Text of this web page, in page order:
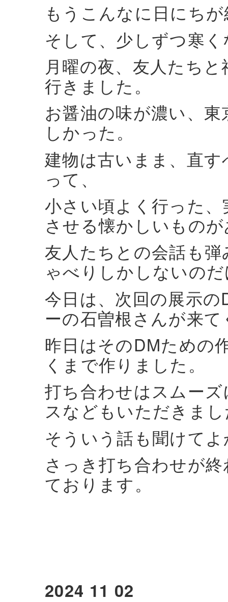
もうこんなに日にち
そして、少しずつ寒
月曜の夜、友人たち
行きました。
お醤油の味が濃い、
しかった。
建物は古いまま、直
って、
小さい頃よく行った
させる懐かしいもの
友人たちとの会話も
ゃべりしかしないの
今日は、次回の展示
ーの石曽根さんが来
昨日はそのDMための
くまで作りました。
打ち合わせはスムー
スなどもいただきま
そういう話も聞けて
さっき打ち合わせが
ております。
2024 11 02